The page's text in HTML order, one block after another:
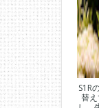
S1R
替